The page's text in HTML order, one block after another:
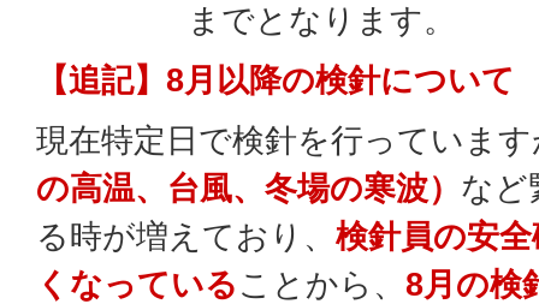
までとなります。
【追記】8月以降の検針について
現在特定日で検針を行っていま
の高温、台風、冬場の寒波） など
る時が増えており、 検針員の安
くなっていることから、 8月の検